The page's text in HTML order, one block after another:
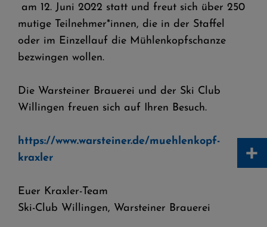
am 12. Juni 2022 statt und freut sich über 250
mutige Teilnehmer*innen, die in der Staffel
oder im Einzellauf die Mühlenkopfschanze
bezwingen wollen.
Die Warsteiner Brauerei und der Ski Club
Willingen freuen sich auf Ihren Besuch.
https://www.warsteiner.de/muehlenkopf-
kraxler
Euer Kraxler-Team
Ski-Club Willingen, Warsteiner Brauerei
+